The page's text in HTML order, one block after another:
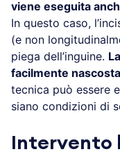
viene eseguita
In questo caso,
(e non
piega dell’inguine. La
facilmente
tecnica può essere
siano condizioni di
Intervento